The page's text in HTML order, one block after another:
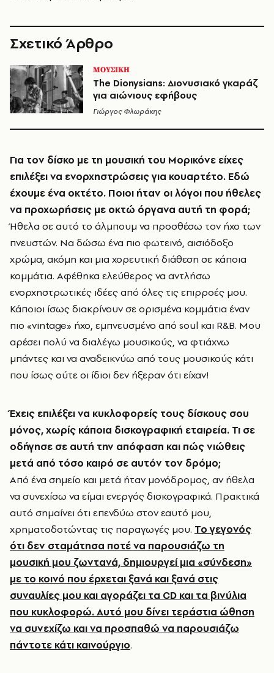
Σχετικό Άρθρο
ΜΟΥΣΙΚΗ
The Dionysians: Διονυσιακό γκαράζ
για αιώνιους εφήβους
Γιώργος Φλωράκης
Για τον δίσκο με τη μουσική του Μορικόνε είχες
επιλέξει να ενορχηστρώσεις για κουαρτέτο. Εδώ
έχουμε ένα οκτέτο. Ποιοι ήταν οι λόγοι που ήθελες
να προχωρήσεις με οκτώ όργανα αυτή τη φορά;
Ήθελα σε αυτό το άλμπουμ να προσθέσω τον ήχο των
πνευστών. Να δώσω ένα πιο φωτεινό, αισιόδοξο
χρώμα, ακόμη και μια χορευτική διάθεση σε κάποια
κομμάτια. Αφέθηκα ελεύθερος να αντλήσω
ενορχηστρωτικές ιδέες από όλες τις επιρροές μου.
Κάποιοι ίσως διακρίνουν σε ορισμένα κομμάτια έναν
πιο «vintage» ήχο, εμπνευσμένο από soul και R&B. Μου
αρέσει πολύ να διαλέγω μουσικούς, να φτιάχνω
μπάντες και να αναδεικνύω από τους μουσικούς κάτι
που ίσως ούτε οι ίδιοι δεν ήξεραν ότι είχαν!
Έχεις επιλέξει να κυκλοφορείς τους δίσκους σου
μόνος, χωρίς κάποια δισκογραφική εταιρεία. Τι σε
οδήγησε σε αυτή την απόφαση και πώς νιώθεις
μετά από τόσο καιρό σε αυτόν τον δρόμο;
Από ένα σημείο και μετά ήταν μονόδρομος, αν ήθελα
να συνεχίσω να είμαι ενεργός δισκογραφικά. Πρακτικά
αυτό σημαίνει ότι επενδύω στον εαυτό μου,
χρηματοδοτώντας τις παραγωγές μου. Το γεγονός
ότι δεν σταμάτησα ποτέ να παρουσιάζω τη
μουσική μου ζωντανά, δημιουργεί μια «σύνδεση»
με το κοινό που έρχεται ξανά και ξανά στις
συναυλίες μου και αγοράζει τα CD και τα βινύλια
που κυκλοφορώ. Αυτό μου δίνει τεράστια ώθηση
να συνεχίζω και να προσπαθώ να παρουσιάζω
πάντοτε κάτι καινούργιο.